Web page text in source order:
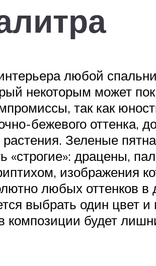
любой
некоторым может
так как
бежевого оттенка,
Зеленые
«строгие»: драцены,
изображения
любых оттенков
выбрать один цвет
композиции будет